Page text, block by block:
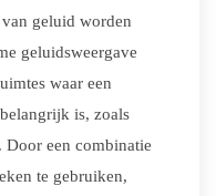
geluid worden
geluidsweergave
waar een
is, zoals
Door een combinatie
te gebruiken,